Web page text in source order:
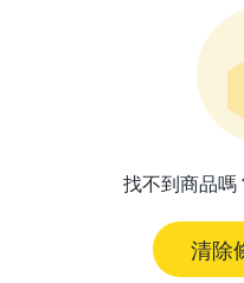
找不到商品嗎
清除